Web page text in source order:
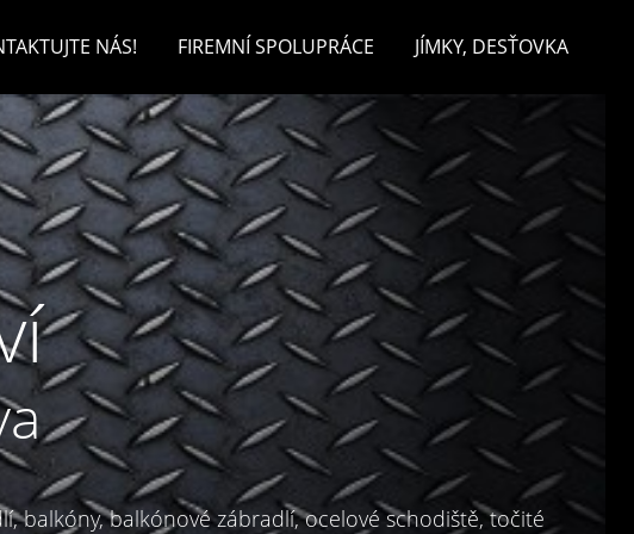
NÁS! FIREMNÍ SPOLUPRÁCE JÍMKY, DESŤOVKA
balkóny, balkónové zábradlí, ocelové schodiště, točité